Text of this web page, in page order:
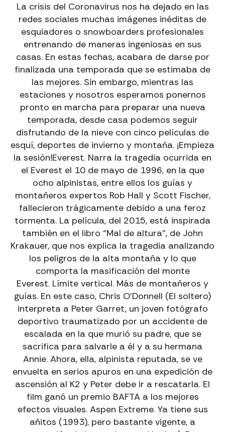
La crisis del Coronavirus nos ha dejado en las
redes sociales muchas imágenes inéditas de
esquiadores o snowboarders profesionales
entrenando de maneras ingeniosas en sus
casas. En estas fechas, acabara de darse por
finalizada una temporada que se estimaba de
las mejores. Sin embargo, mientras las
estaciones y nosotros esperamos ponernos
pronto en marcha para preparar una nueva
temporada, desde casa podemos seguir
disfrutando de la nieve con cinco películas de
esquí, deportes de invierno y montaña. ¡Empieza
la sesión!Everest. Narra la tragedia ocurrida en
el Everest el 10 de mayo de 1996, en la que
ocho alpinistas, entre ellos los guías y
montañeros expertos Rob Hall y Scott Fischer,
fallecieron trágicamente debido a una feroz
tormenta. La película, del 2015, está inspirada
también en el libro “Mal de altura”, de John
Krakauer, que nos explica la tragedia analizando
los peligros de la alta montaña y lo que
comporta la masificación del monte
Everest. Límite vertical. Más de montañeros y
guías. En este caso, Chris O’Donnell (El soltero)
interpreta a Peter Garret, un joven fotógrafo
deportivo traumatizado por un accidente de
escalada en la que murió su padre, que se
sacrifica para salvarle a él y a su hermana
Annie. Ahora, ella, alpinista reputada, se ve
envuelta en serios apuros en una expedición de
ascensión al K2 y Peter debe ir a rescatarla. El
film ganó un premio BAFTA a los mejores
efectos visuales. Aspen Extreme. Ya tiene sus
añitos (1993), pero bastante vigente, a